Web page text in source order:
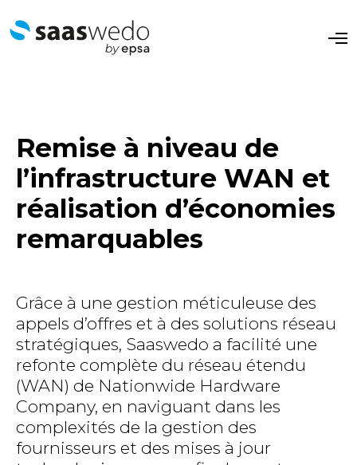
O
Remise à niveau de
l’infrastructure WAN et
réalisation d’économies
remarquables
​Grâce à une gestion méticuleuse des
appels d’offres et à des solutions réseau
stratégiques, Saaswedo a facilité une
refonte complète du réseau étendu
(WAN) de Nationwide Hardware
Company, en naviguant dans les
complexités de la gestion des
fournisseurs et des mises à jour